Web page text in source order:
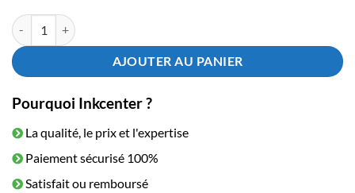
€164.50.€129.50.
quantité de Toner HP W2033X - 415X Magenta - Grande Capacité
AJOUTER AU PANIER
Pourquoi Inkcenter ?
La qualité, le prix et l'expertise
Paiement sécurisé 100%
Satisfait ou remboursé